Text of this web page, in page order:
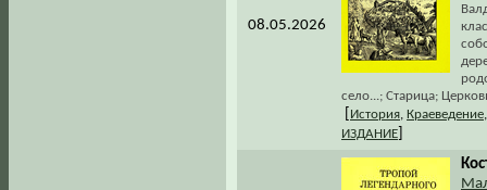
08.05.2026
село...; Старица;
История Краеведение
ИЗДАНИЕ